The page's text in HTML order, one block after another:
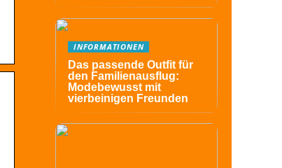
INFORMATIONEN
Das passende Outfit für
den Familienausflug:
Modebewusst mit
vierbeinigen Freunden